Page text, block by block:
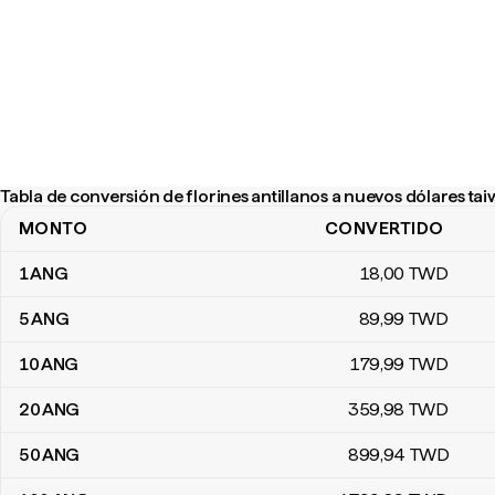
Tabla de conversión de florines antillanos a nuevos dólares
Tabla de conversión de florines antillanos a nuevos dólares
MONTO CONVERTIDO
1ANG 18,00 TWD
5ANG 89,99 TWD
10ANG 179,99 TWD
20ANG 359,98 TWD
50ANG 899,94 TWD